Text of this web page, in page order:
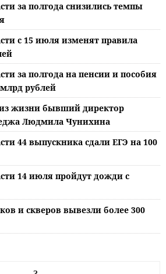
за полгода снизились темпы
с 15 июля изменят правила
за полгода на пенсии и пособия
рублей
жизни бывший директор
Людмила Чунихина
44 выпускника сдали ЕГЭ на 100
14 июля пройдут дожди с
и скверов вывезли более 300